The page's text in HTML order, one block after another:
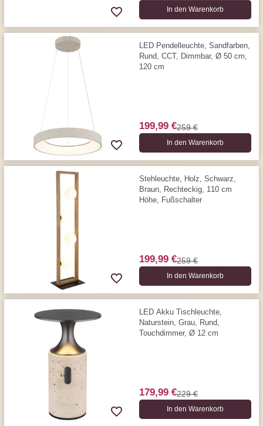
In den Warenkorb
LED Pendelleuchte, Sandfarben,
Rund, CCT, Dimmbar, Ø 50 cm,
120 cm
199,99 €259 €
In den Warenkorb
Stehleuchte, Holz, Schwarz,
Braun, Rechteckig, 110 cm
Höhe, Fußschalter
199,99 €259 €
In den Warenkorb
LED Akku Tischleuchte,
Naturstein, Grau, Rund,
Touchdimmer, Ø 12 cm
179,99 €229 €
In den Warenkorb